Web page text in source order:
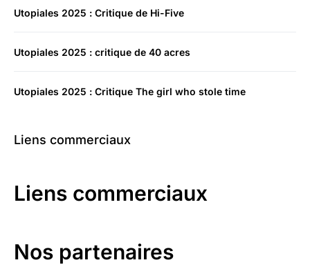
Utopiales 2025 : Critique de Hi-Five
Utopiales 2025 : critique de 40 acres
Utopiales 2025 : Critique The girl who stole time
Liens commerciaux
Liens commerciaux
Nos partenaires